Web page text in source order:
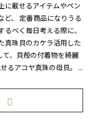
に載せるアイテムやペン
ど、 定番商品になりうる
べく毎日考える際に、
真珠貝のカケラ活用した
、貝殻の付着物を綺麗
るアコヤ真珠の母貝。 ...